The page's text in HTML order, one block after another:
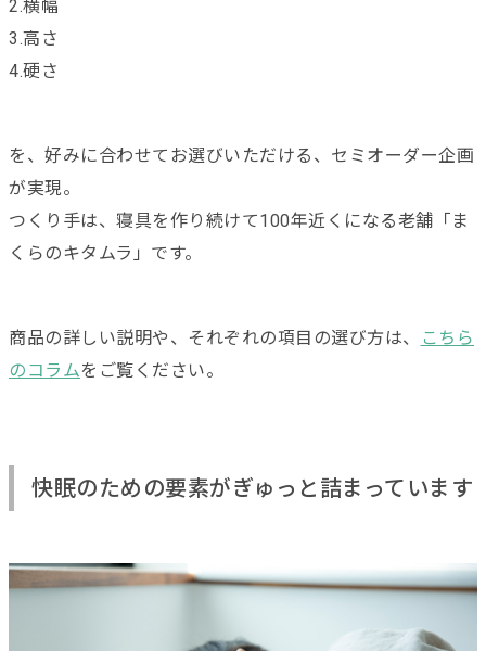
2.横幅
3.高さ
4.硬さ
を、好みに合わせてお選びいただける、セミオーダー企画
が実現。
つくり手は、寝具を作り続けて100年近くになる老舗「ま
くらのキタムラ」です。
商品の詳しい説明や、それぞれの項目の選び方は、
こちら
のコラムをご覧ください。
快眠のための要素がぎゅっと詰まっています